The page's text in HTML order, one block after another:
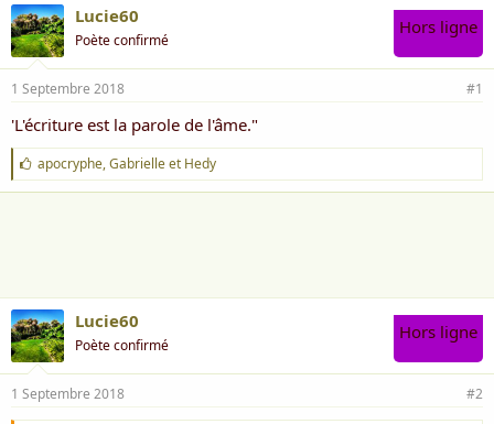
t
e
u
r
d
e
l
a
d
i
i
o
n
t
d
e
d
é
b
u
t
Lucie60
Poète confirmé
Hors ligne
1 Septembre 2018 #1
'L'écriture est la parole de l'âme."
J
'
a
apocryphe,Gabrielleet Hedy
Lucie60
Poète confirmé
Hors ligne
1 Septembre 2018 #2